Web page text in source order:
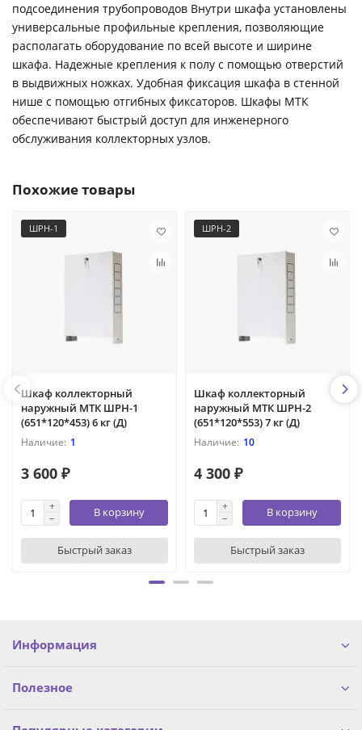
подсоединения трубопроводов Внутри шкафа установлены
универсальные профильные крепления, позволяющие
располагать оборудование по всей высоте и ширине
шкафа. Надежные крепления к полу с помощью отверстий
в выдвижных ножках. Удобная фиксация шкафа в стенной
нише с помощью отгибных фиксаторов. Шкафы МТК
обеспечивают быстрый доступ для инженерного
обслуживания коллекторных узлов.
Похожие товары
ШРН-1
Шкаф коллекторный
наружный МТК ШРН-1
(651*120*453) 6 кг (Д)
1
3 600 ₽
В корзину
Быстрый заказ
ШРН-2
Шкаф коллекторный
наружный МТК ШРН-2
(651*120*553) 7 кг (Д)
10
4 300 ₽
В корзину
Быстрый заказ
Информация
Полезное